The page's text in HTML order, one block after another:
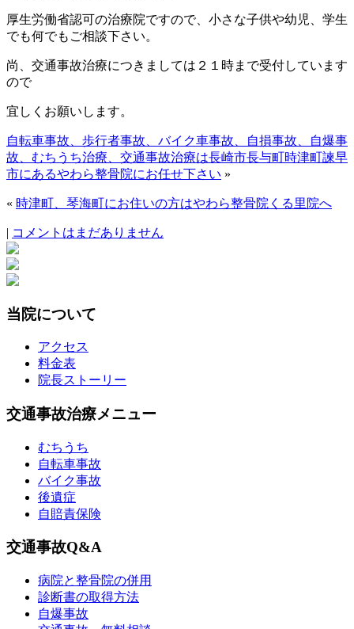
厚生労働省認可の治療院ですので、小さな子供や幼児、学生
でも何でもご相談下さい。
尚、交通事故治療につきましては２１時まで受付しています
ので
宜しくお願いします。
自転車事故、歩行者事故、バイク車事故、自損事故、自爆事
故、むちうち治療、交通事故治療は長崎市長与町時津町諫早
市にあるやわら整骨院にお任せ下さい »
« 時津町、琴海町にお住いの方はやわら整骨院くる里院へ
| コメントはまだありません
当院について
アクセス
料金表
院長ストーリー
交通事故治療メニュー
むちうち
自転車事故
バイク事故
後遺症
自賠責保険
交通事故Q&A
病院と整骨院の併用
診断書の取得方法
自爆事故